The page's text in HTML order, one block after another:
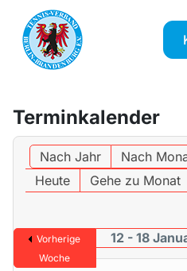
Terminkalender
Nach Jahr Nach
Heute
Gehe zu Monat
Vorherige
Woche
12 - 18